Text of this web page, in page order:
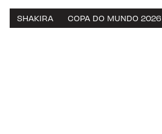
SHAKIRA COPA DO MUNDO 2026